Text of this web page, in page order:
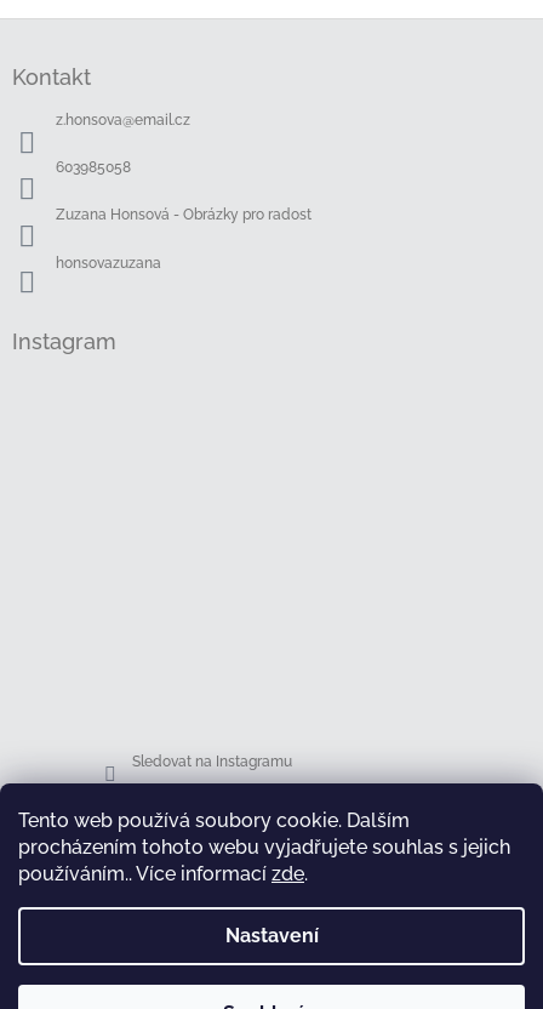
Tento web používá soubory cookie. Dalším
procházením tohoto webu vyjadřujete souhlas s jejich
používáním.. Více informací zde.
Nastavení
Kontakt
z.honsova@email.cz
603985058
Zuzana Honsová - Obrázky pro radost
honsovazuzana
Instagram
Sledovat na Instagramu
Facebook
test